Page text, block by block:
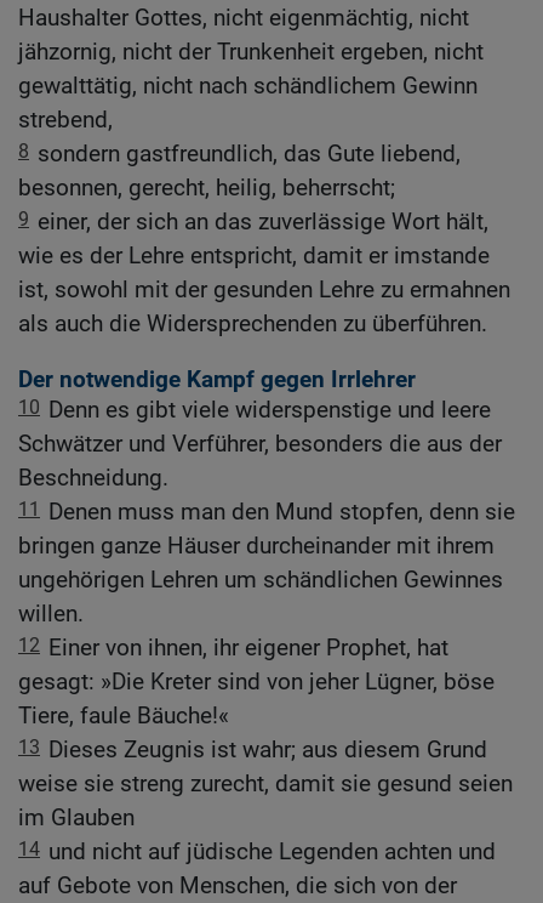
Haushalter Gottes, nicht eigenmächtig, nicht
jähzornig, nicht der Trunkenheit ergeben, nicht
gewalttätig, nicht nach schändlichem Gewinn
strebend,
8 sondern gastfreundlich, das Gute liebend,
besonnen, gerecht, heilig, beherrscht;
9 einer, der sich an das zuverlässige Wort hält,
wie es der Lehre entspricht, damit er imstande
ist, sowohl mit der gesunden Lehre zu ermahnen
als auch die Widersprechenden zu überführen.
Der notwendige Kampf gegen Irrlehrer
10 Denn es gibt viele widerspenstige und leere
Schwätzer und Verführer, besonders die aus der
Beschneidung.
11 Denen muss man den Mund stopfen, denn sie
bringen ganze Häuser durcheinander mit ihrem
ungehörigen Lehren um schändlichen Gewinnes
willen.
12 Einer von ihnen, ihr eigener Prophet, hat
gesagt: »Die Kreter sind von jeher Lügner, böse
Tiere, faule Bäuche!«
13 Dieses Zeugnis ist wahr; aus diesem Grund
weise sie streng zurecht, damit sie gesund seien
im Glauben
14 und nicht auf jüdische Legenden achten und
auf Gebote von Menschen, die sich von der